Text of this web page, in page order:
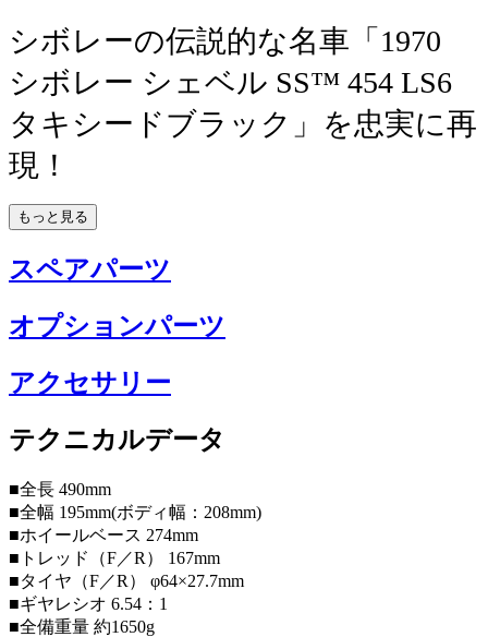
シボレーの伝説的な名車「1970
シボレー シェベル SS™ 454 LS6
タキシードブラック」を忠実に再
現！
もっと見る
スペアパーツ
オプションパーツ
アクセサリー
テクニカルデータ
■全長 490mm
■全幅 195mm(ボディ幅：208mm)
■ホイールベース 274mm
■トレッド（F／R） 167mm
■タイヤ（F／R） φ64×27.7mm
■ギヤレシオ 6.54：1
■全備重量 約1650g